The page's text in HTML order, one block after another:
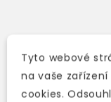
The fun-filled
Tyto webové
na vaše
cookies.